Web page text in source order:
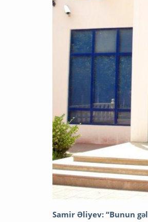
Samir Əliyev: “Bunun